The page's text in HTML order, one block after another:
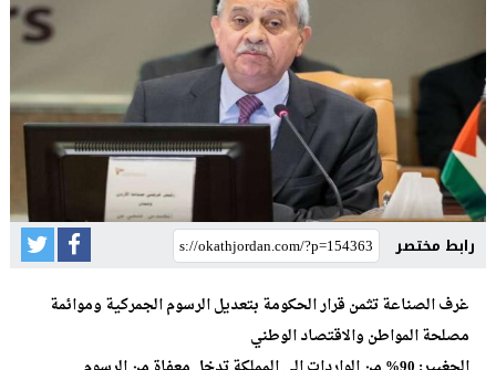
رابط مختصر
غرف الصناعة تثمن قرار الحكومة بتعديل الرسوم الجمركية وموائمة
مصلحة المواطن والاقتصاد الوطني